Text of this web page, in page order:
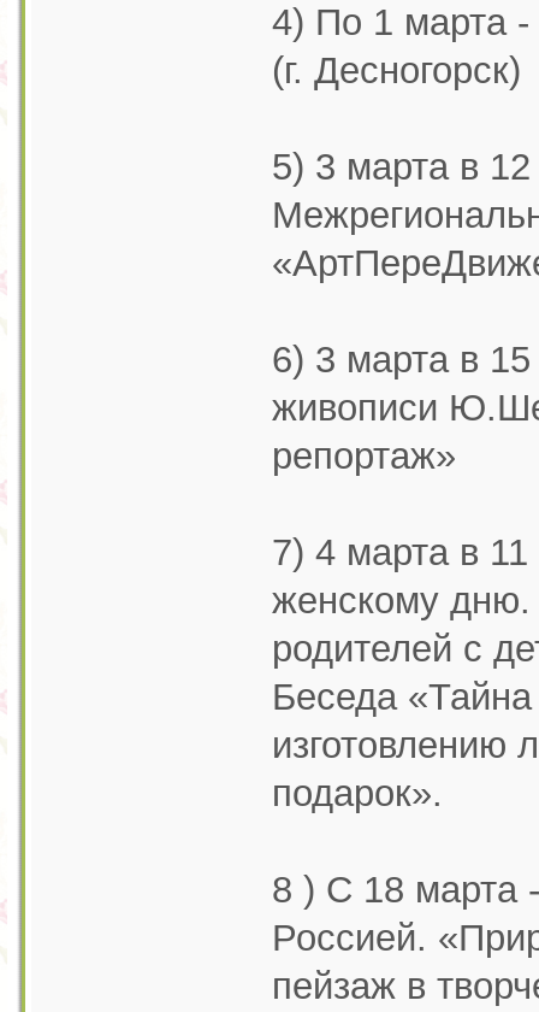
4) По 1 марта
(г. Десногорск)
5) 3 марта в
6) 3 марта в
живописи
репортаж»
7) 4 марта в
женскому дню.
родителей с
Беседа
изготовлению
подарок».
8 ) С 18 марта
Россией.
пейзаж в